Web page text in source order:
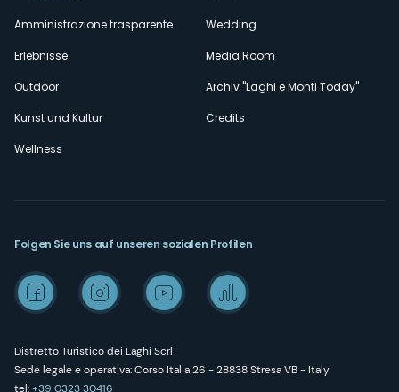
Amministrazione trasparente
Erlebnisse
Outdoor
Kunst und Kultur
Wellness
Wedding
Media Room
Archiv "Laghi e Monti Today"
Credits
Distretto Turistico dei Laghi Scrl
Sede legale e operativa: Corso Italia 26 - 28838 Stresa VB - Italy
tel:+39 0323 30416
Folgen Sie uns auf unseren sozialen Profilen